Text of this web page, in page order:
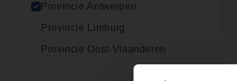
Provincie Antwerpen
Provincie Limburg
Provincie Oost-Vlaanderen